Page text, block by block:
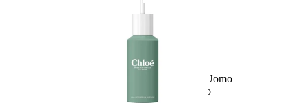
UOMO
Detergente Viso Uomo
Dopobarba Uomo